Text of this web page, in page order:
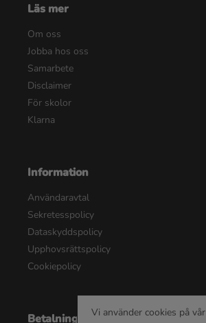
Läs mer
Om oss
Jobba hos oss
Samarbete
Disclaimer
För skolor
Klarna
Information
Användaravtal
Sekretesspolicy
Dataskyddspolicy
Upphovsrättspolicy
Cookiepolicy
BetalningsalternativVi använder cookies på vår